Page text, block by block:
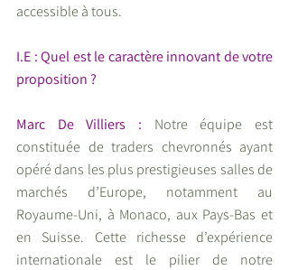
accessible à tous.
I.E : Quel est le caractère innovant de votre
proposition ?
Marc De Villiers : Notre équipe est
constituée de traders chevronnés ayant
opéré dans les plus prestigieuses salles de
marchés d’Europe, notamment au
Royaume-Uni, à Monaco, aux Pays-Bas et
en Suisse. Cette richesse d’expérience
internationale est le pilier de notre